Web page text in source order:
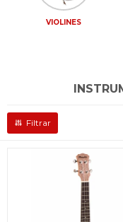
VIOLINES